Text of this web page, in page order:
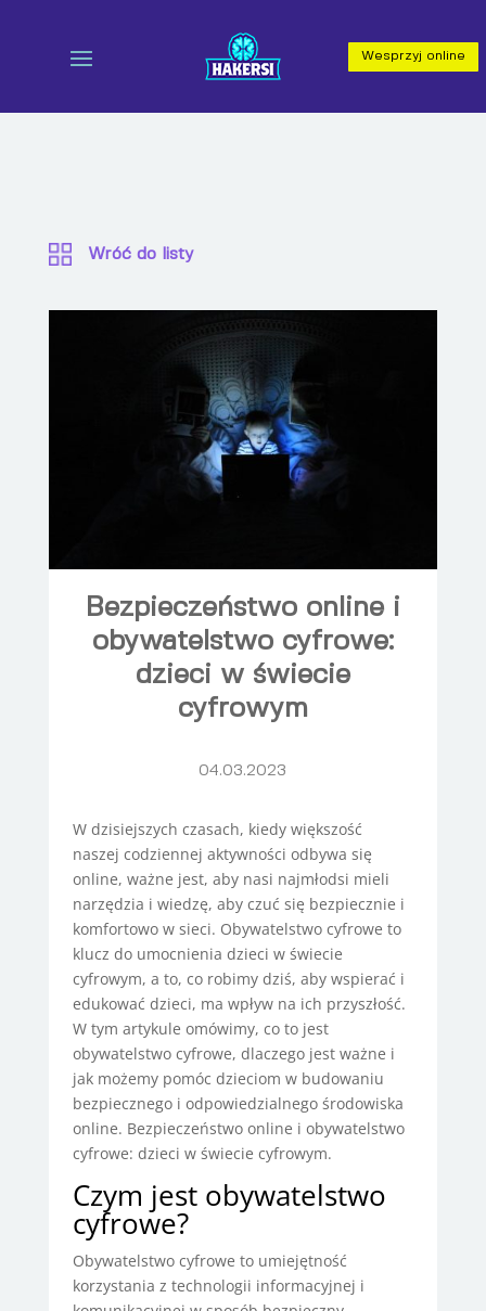
Wesprzyj online
Wróć do listy
Bezpieczeństwo online i
obywatelstwo cyfrowe:
dzieci w świecie
cyfrowym
04.03.2023
W dzisiejszych czasach, kiedy większość
naszej codziennej aktywności odbywa się
online, ważne jest, aby nasi najmłodsi mieli
narzędzia i wiedzę, aby czuć się bezpiecznie i
komfortowo w sieci. Obywatelstwo cyfrowe to
klucz do umocnienia dzieci w świecie
cyfrowym, a to, co robimy dziś, aby wspierać i
edukować dzieci, ma wpływ na ich przyszłość.
W tym artykule omówimy, co to jest
obywatelstwo cyfrowe, dlaczego jest ważne i
jak możemy pomóc dzieciom w budowaniu
bezpiecznego i odpowiedzialnego środowiska
online. Bezpieczeństwo online i obywatelstwo
cyfrowe: dzieci w świecie cyfrowym.
Czym jest obywatelstwo
cyfrowe?
Obywatelstwo cyfrowe to umiejętność
korzystania z technologii informacyjnej i